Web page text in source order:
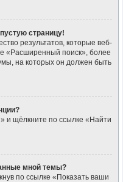
страницу!
результатов, которые веб-
«Расширенный поиск», более
на которых он должен быть
и щёлкните по ссылке «Найти
мной темы?
по ссылке «Показать ваши